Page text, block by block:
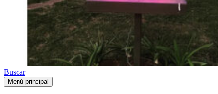
Buscar
Menú principal